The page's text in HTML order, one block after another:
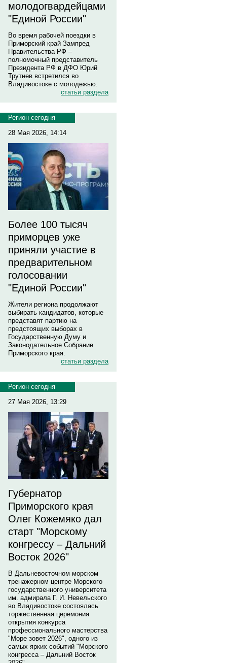
молодогвардейцами
"Единой России"
Во время рабочей поездки в
Приморский край Зампред
Правительства РФ –
полномочный представитель
Президента РФ в ДФО Юрий
Трутнев встретился во
Владивостоке с молодежью.
статьи раздела
Регион сегодня
28 Мая 2026, 14:14
Более 100 тысяч
приморцев уже
приняли участие в
предварительном
голосовании
"Единой России"
Жители региона продолжают
выбирать кандидатов, которые
представят партию на
предстоящих выборах в
Государственную Думу и
Законодательное Собрание
Приморского края.
статьи раздела
Регион сегодня
27 Мая 2026, 13:29
Губернатор
Приморского края
Олег Кожемяко дал
старт "Морскому
конгрессу – Дальний
Восток 2026"
В Дальневосточном морском
тренажерном центре Морского
государственного университета
им. адмирала Г. И. Невельского
во Владивостоке состоялась
торжественная церемония
открытия конкурса
профессионального мастерства
"Море зовет 2026", одного из
самых ярких событий "Морского
конгресса – Дальний Восток